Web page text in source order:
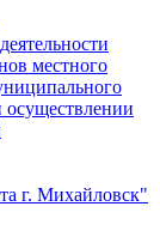
местного
осуществлении
г. Михайловск"